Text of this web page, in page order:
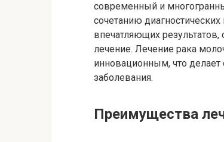
современный и
сочетанию
впечатляющих
лечение. Лечение рака
инновационным, что делает
заболевания.
Преимущества